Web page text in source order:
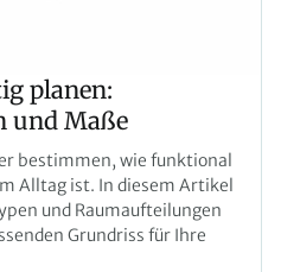
planen:
und Maße
bestimmen, wie funktional
Alltag ist. In diesem Artikel
und Raumaufteilungen
Grundriss für Ihre